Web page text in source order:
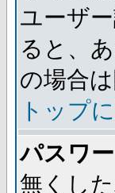
ユーザ
ると、
の場合
トップ
パスワ
無くし